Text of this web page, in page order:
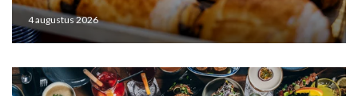
4 augustus 2026